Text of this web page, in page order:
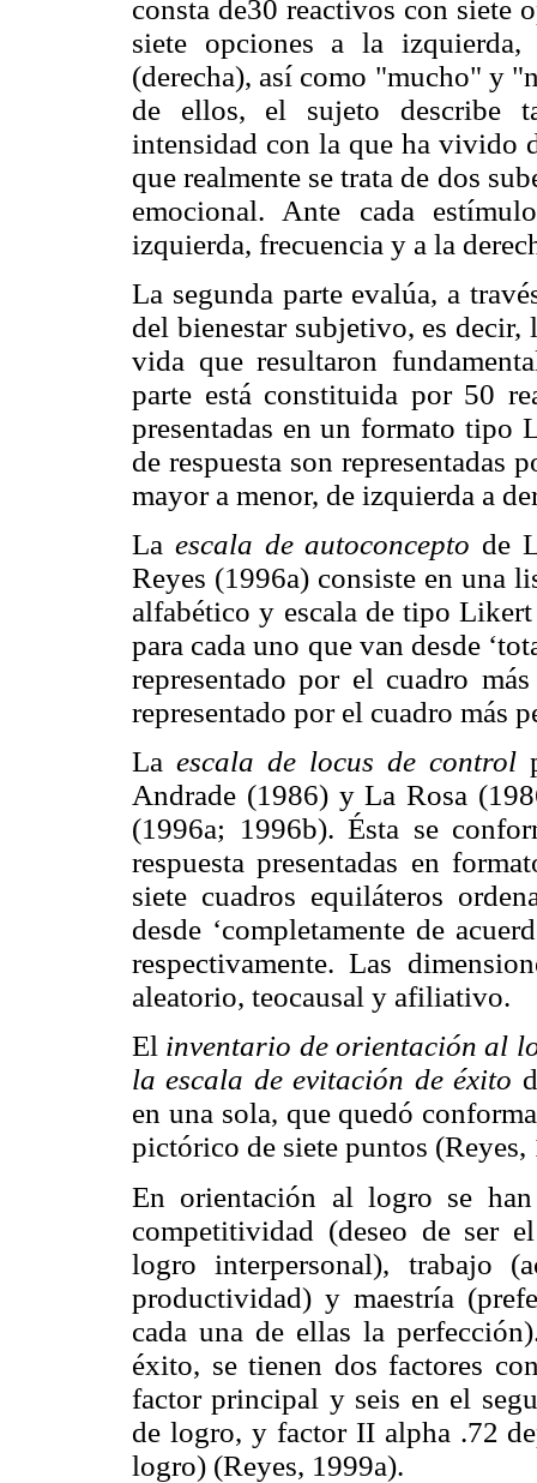
consta de30 reactivos con siete
siete opciones a la
(derecha), así como "mucho" y
de ellos, el sujeto describe
intensidad con la que ha vivido
que realmente se trata de dos
emocional. Ante cada
izquierda, frecuencia y a la
La segunda parte evalúa, a
del bienestar subjetivo, es decir,
vida que resultaron
parte está constituida por 50
presentadas en un formato tipo
de respuesta son representadas
mayor a menor, de izquierda a
La escala de autoconcepto de
Reyes (1996a) consiste en una
alfabético y escala de tipo
para cada uno que van desde
representado por el cuadro
representado por el cuadro más
La escala de locus de control
Andrade (1986) y La Rosa
(1996a; 1996b). Ésta se
respuesta presentadas en
siete cuadros equiláteros
desde ‘completamente de
respectivamente. Las
aleatorio, teocausal y afiliativo.
El inventario de orientación al
la escala de evitación de éxito
en una sola, que quedó
pictórico de siete puntos (Reyes,
En orientación al logro se han
competitividad (deseo de ser
logro interpersonal), trabajo
productividad) y maestría
cada una de ellas la
éxito, se tienen dos factores
factor principal y seis en el
de logro, y factor II alpha .72
logro) (Reyes, 1999a).